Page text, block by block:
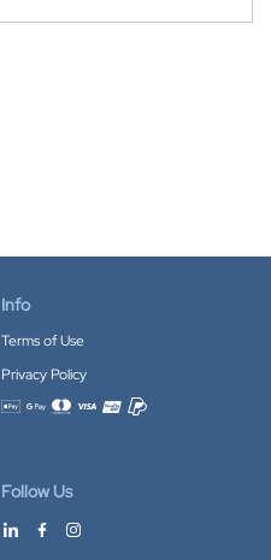
Info
Terms of Use
Privacy Policy
Accepted payment methods
Follow Us